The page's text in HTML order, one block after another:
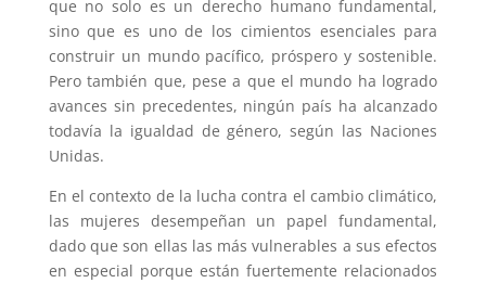
que no solo es un derecho humano fundamental,
sino que es uno de los cimientos esenciales para
construir un mundo pacífico, próspero y sostenible.
Pero también que, pese a que el mundo ha logrado
avances sin precedentes, ningún país ha alcanzado
todavía la igualdad de género, según las Naciones
Unidas.
En el contexto de la lucha contra el cambio climático,
las mujeres desempeñan un papel fundamental,
dado que son ellas las más vulnerables a sus efectos
en especial porque están fuertemente relacionados